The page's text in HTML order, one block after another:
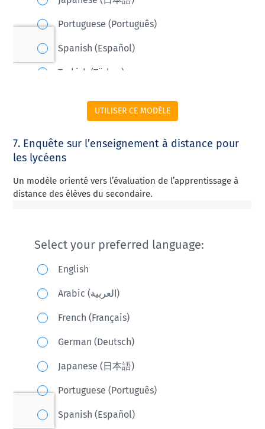
UTILISER CE MODÈLE
7. Enquête sur l’enseignement à distance pour
les lycéens
Un modèle orienté vers l’évaluation de l’apprentissage à
distance des élèves du secondaire.